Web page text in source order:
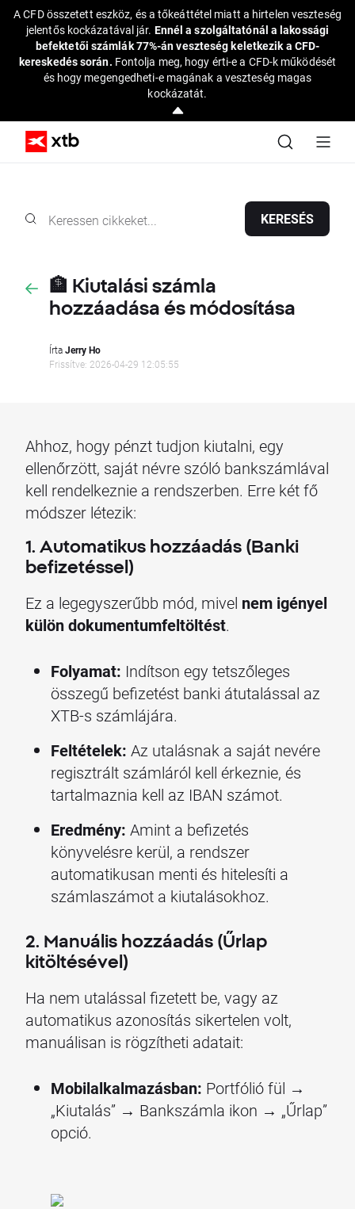
A CFD összetett eszköz, és a tőkeáttétel miatt a hirtelen veszteség
jelentős kockázatával jár. Ennél a szolgáltatónál a lakossági
befektetői számlák 77%-án veszteség keletkezik a CFD-
kereskedés során. Fontolja meg, hogy érti-e a CFD-k működését
és hogy megengedheti-e magának a veszteség magas
kockázatát.
KERESÉS
🏦 Kiutalási számla
hozzáadása és módosítása
ÍrtaJerry Ho
Frissítve: 2026-04-29 12:05:55
Ahhoz, hogy pénzt tudjon kiutalni, egy
ellenőrzött, saját névre szóló bankszámlával
kell rendelkeznie a rendszerben. Erre két fő
módszer létezik:
1. Automatikus hozzáadás (Banki
befizetéssel)
Ez a legegyszerűbb mód, mivel nem igényel
külön dokumentumfeltöltést.
Folyamat: Indítson egy tetszőleges
összegű befizetést banki átutalással az
XTB-s számlájára.
Feltételek: Az utalásnak a saját nevére
regisztrált számláról kell érkeznie, és
tartalmaznia kell az IBAN számot.
Eredmény: Amint a befizetés
könyvelésre kerül, a rendszer
automatikusan menti és hitelesíti a
számlaszámot a kiutalásokhoz.
2. Manuális hozzáadás (Űrlap
kitöltésével)
Ha nem utalással fizetett be, vagy az
automatikus azonosítás sikertelen volt,
manuálisan is rögzítheti adatait:
Mobilalkalmazásban: Portfólió fül →
„Kiutalás” → Bankszámla ikon → „Űrlap”
opció.